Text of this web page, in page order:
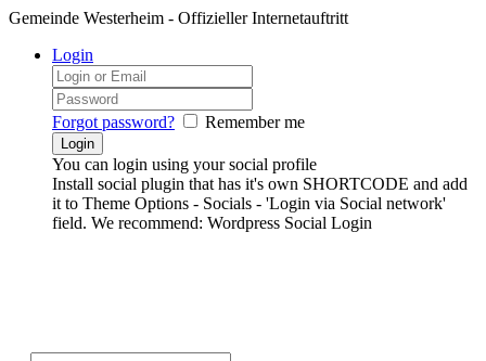
Gemeinde Westerheim - Offizieller Internetauftritt
Login
Forgot password? Remember me
You can login using your social profile
Install social plugin that has it's own SHORTCODE and add
it to Theme Options - Socials - 'Login via Social network'
field. We recommend: Wordpress Social Login